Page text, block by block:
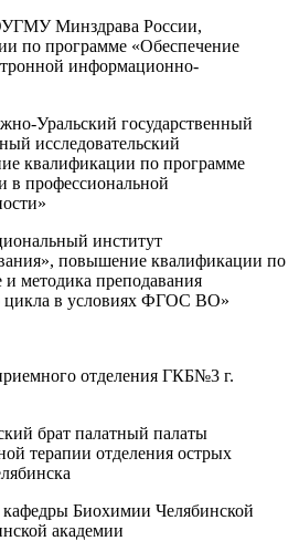
Минздрава России,
по программе «Обеспечение
информационно-
Уральский государственный
исследовательский
квалификации по программе
в профессиональной
институт
повышение квалификации по
методика преподавания
цикла в условиях ФГОС ВО»
отделения ГКБ№3 г.
брат палатный палаты
терапии отделения острых
кафедры Биохимии Челябинской
академии